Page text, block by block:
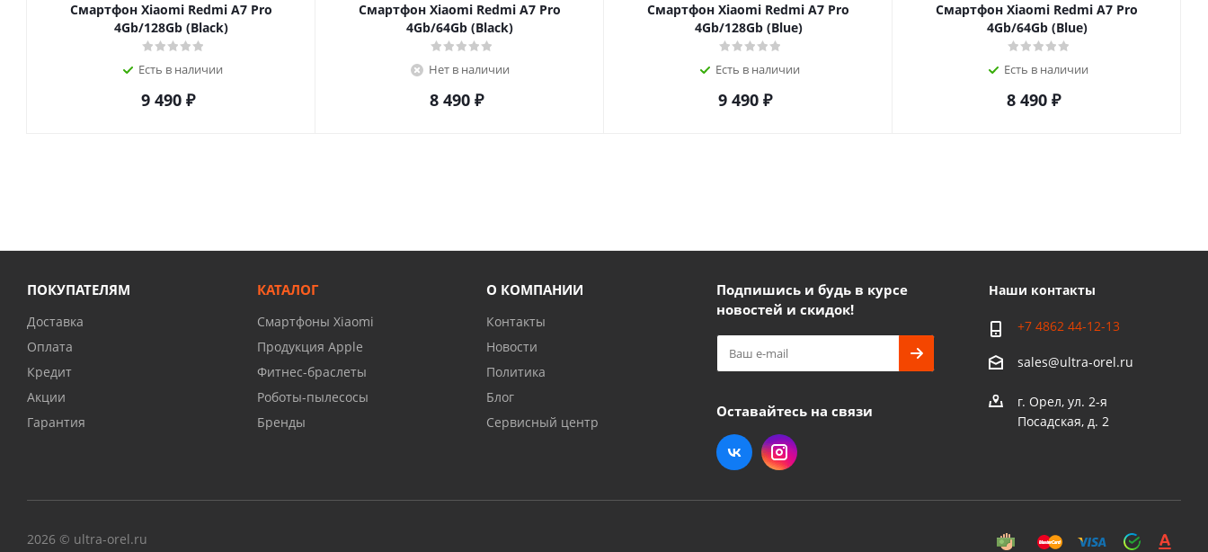
Смартфон Xiaomi Redmi A7 Pro
4Gb/128Gb (Black)
Есть в наличии
9 490 ₽
Смартфон Xiaomi Redmi A7 Pro
4Gb/64Gb (Black)
Нет в наличии
8 490 ₽
Смартфон Xiaomi Redmi A7 Pro
4Gb/128Gb (Blue)
Есть в наличии
9 490 ₽
Смартфон Xiaomi Redmi A7 Pro
4Gb/64Gb (Blue)
Есть в наличии
8 490 ₽
ПОКУПАТЕЛЯМ
Доставка
Оплата
Кредит
Акции
Гарантия
КАТАЛОГ
Смартфоны Xiaomi
Продукция Apple
Фитнес-браслеты
Роботы-пылесосы
Бренды
О КОМПАНИИ
Контакты
Новости
Политика
Блог
Сервисный центр
Подпишись и будь в курсе
новостей и скидок!
Оставайтесь на связи
Наши контакты
+7 4862 44-12-13
sales@ultra-orel.ru
г. Орел, ул. 2-я
Посадская, д. 2
2026 © ultra-orel.ru